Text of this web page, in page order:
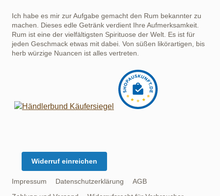
Ich habe es mir zur Aufgabe gemacht den Rum bekannter zu
machen. Dieses edle Getränk verdient Ihre Aufmerksamkeit.
Rum ist eine der vielfältigsten Spirituose der Welt. Es ist für
jeden Geschmack etwas mit dabei. Von süßen likörartigen, bis
herb würzige Nuancen ist alles vertreten.
Widerruf einreichen
Impressum Datenschutzerklärung
AGB